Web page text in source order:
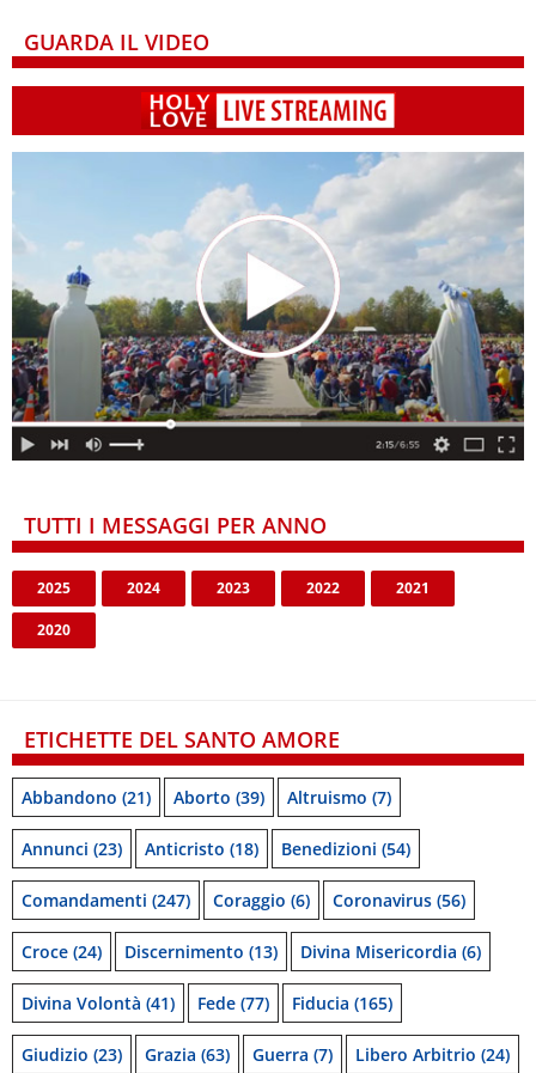
GUARDA IL VIDEO
TUTTI I MESSAGGI PER ANNO
2025 2024 2023 2022 2021
2020
ETICHETTE DEL SANTO AMORE
Abbandono (21) Aborto (39) Altruismo (7)
Annunci (23) Anticristo (18) Benedizioni (54)
Comandamenti (247) Coraggio (6) Coronavirus (56)
Croce (24) Discernimento (13) Divina Misericordia (6)
Divina Volontà (41) Fede (77) Fiducia (165)
Giudizio (23) Grazia (63) Guerra (7) Libero Arbitrio (24)